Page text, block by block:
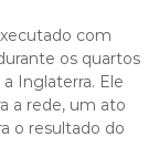
com
os quartos
Inglaterra. Ele
a rede, um ato
o resultado do